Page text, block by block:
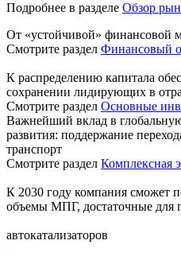
Подробнее в разделе Обзор
От «устойчивой» финансовой
Смотрите раздел Финансовый
К распределению капитала
сохранении лидирующих в
Смотрите раздел Основные
Важнейший вклад в
развития: поддержание
транспорт
Смотрите раздел Комплексная
К 2030 году компания сможет
объемы МПГ, достаточные для
автокатализаторов